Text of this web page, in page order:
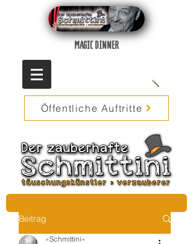
MAGIC DINNER
Öffentliche Auftritte
Beitrag
»Schmittini«